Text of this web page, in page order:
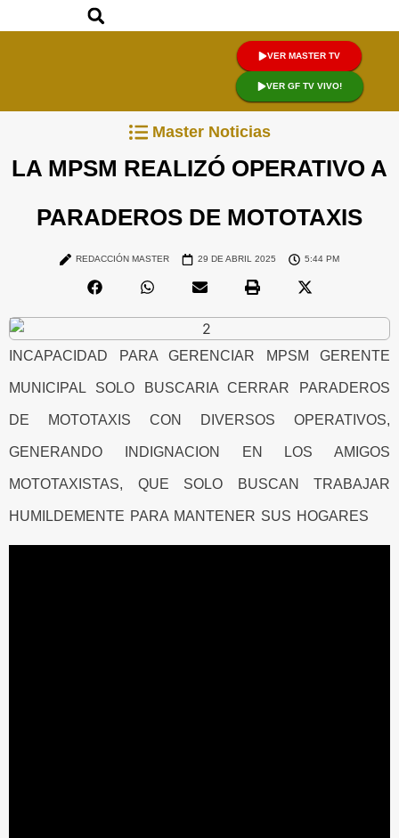
VER MASTER TV
VER GF TV VIVO!
Master Noticias
LA MPSM REALIZÓ OPERATIVO A
PARADEROS DE MOTOTAXIS
REDACCIÓN MASTER 29 DE ABRIL 2025 5:44 PM
INCAPACIDAD PARA GERENCIAR MPSM GERENTE
MUNICIPAL SOLO BUSCARIA CERRAR PARADEROS
DE MOTOTAXIS CON DIVERSOS OPERATIVOS,
GENERANDO INDIGNACION EN LOS AMIGOS
MOTOTAXISTAS, QUE SOLO BUSCAN TRABAJAR
HUMILDEMENTE PARA MANTENER SUS HOGARES